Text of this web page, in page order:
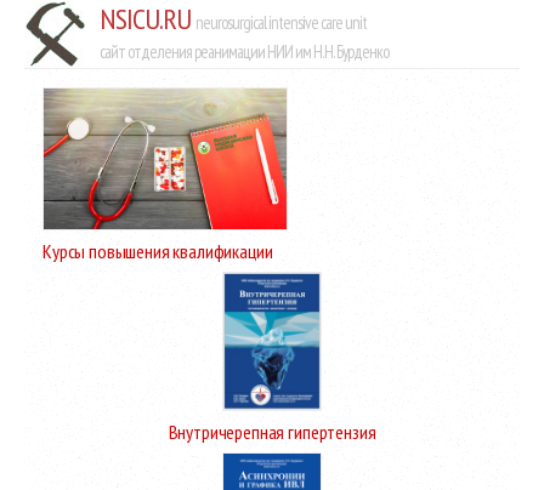
NSICU.RU neurosurgical intensive care unit
сайт отделения реанимации НИИ им Н.Н. Бурденко
Курсы повышения квалификации
Внутричерепная гипертензия